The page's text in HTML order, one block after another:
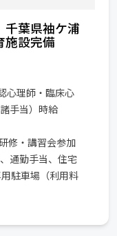
千葉県袖ケ浦
施設完備
心理師・臨床心
手当）時給
修・講習会参加
通勤手当、住宅
駐車場（利用料